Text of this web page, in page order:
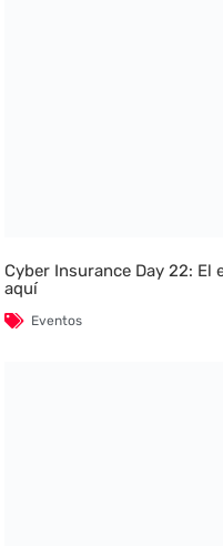
Cyber Insurance Day 22:
aquí
Eventos